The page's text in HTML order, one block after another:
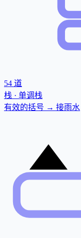
54 道
栈 · 单调栈
有效的括号 → 接雨水